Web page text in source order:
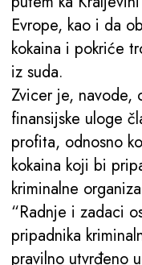
Evrope, kao i da
kokaina i pokriće
iz suda.
Zvicer je, navode,
finansijske uloge
profita, odnosno
kokaina koji bi
kriminalne
“Radnje i zadaci
pripadnika
pravilno utvrđeno